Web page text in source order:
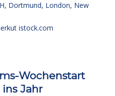
Dortmund, London, New
istock.com
Wochenstart
Jahr